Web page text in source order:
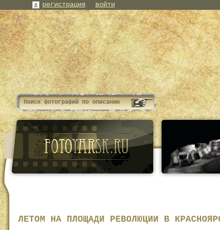
ЛЕТОМ НА ПЛОЩАДИ РЕВОЛЮЦИИ В
регистрация войти